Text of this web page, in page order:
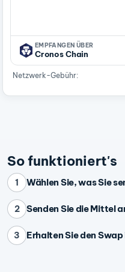
EMPFANGEN ÜBER
Cronos Chain
Netzwerk-Gebühr:
So funktioniert's
1 Wählen Sie, was Sie
2 Senden Sie die Mittel
3 Erhalten Sie den